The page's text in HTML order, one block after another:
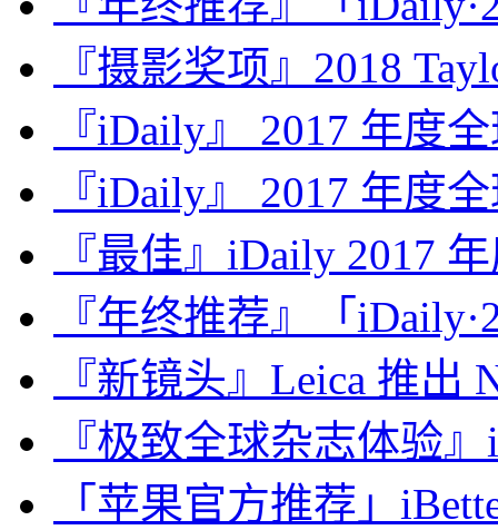
『摄影奖项』2018
『iDaily』 2017 年度
『iDaily』 2017 年度
『最佳』iDaily 2017
『年终推荐』「
『新镜头』Leica 推出
『极致全球杂志体验
「苹果官方推荐」